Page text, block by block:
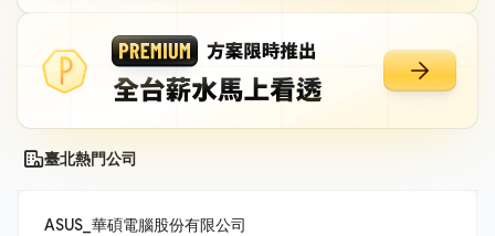
臺北熱門公司
ASUS_華碩電腦股份有限公司